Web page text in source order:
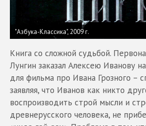
"Азбука-Классика", 2009 г.
Книга со сложной судьбой.
Лунгин заказал Алексею Иванову
для фильма про Ивана Грозного –
заявляя, что Иванов как никто
воспроизводить строй мысли и
древнерусского человека, не